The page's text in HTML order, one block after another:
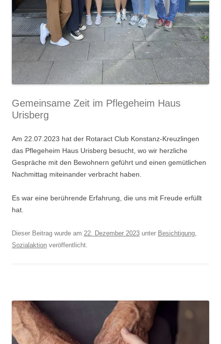
Gemeinsame Zeit im Pflegeheim Haus
Urisberg
Am 22.07.2023 hat der Rotaract Club Konstanz-Kreuzlingen
das Pflegeheim Haus Urisberg besucht, wo wir herzliche
Gespräche mit den Bewohnern geführt und einen gemütlichen
Nachmittag miteinander verbracht haben.
Es war eine berührende Erfahrung, die uns mit Freude erfüllt
hat.
Dieser Beitrag wurde am 22. Dezember 2023 unter Besichtigung,
Sozialaktion veröffentlicht.